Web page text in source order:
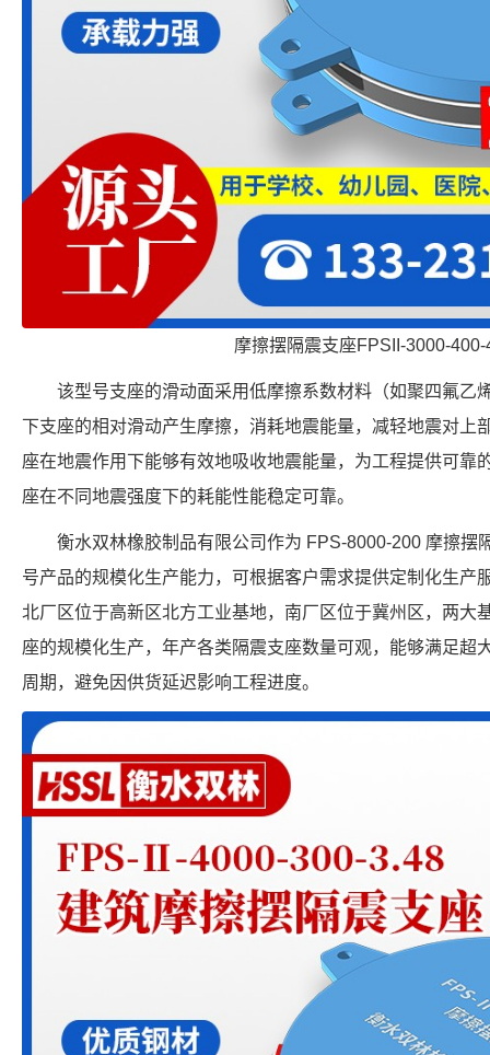
摩擦摆隔震支座FPSII-3000-400-
该型号支座的滑动面采用低摩擦系数材料（如聚四氟乙
下支座的相对滑动产生摩擦，消耗地震能量，减轻地震对上
座在地震作用下能够有效地吸收地震能量，为工程提供可靠
座在不同地震强度下的耗能性能稳定可靠。
衡水双林橡胶制品有限公司作为 FPS-8000-200 摩擦摆
号产品的规模化生产能力，可根据客户需求提供定制化生产
北厂区位于高新区北方工业基地，南厂区位于冀州区，两大
座的规模化生产，年产各类隔震支座数量可观，能够满足超
周期，避免因供货延迟影响工程进度。